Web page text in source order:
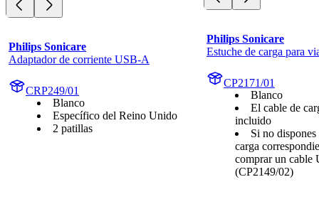
Philips Sonicare
Adaptador de corriente USB-A
CRP249/01
Blanco
Específico del Reino Unido
2 patillas
Philips Sonicare
Estuche de carga para
CP2171/01
Blanco
El cable de
incluido
Si no
carga
comprar un cable
(CP2149/02)